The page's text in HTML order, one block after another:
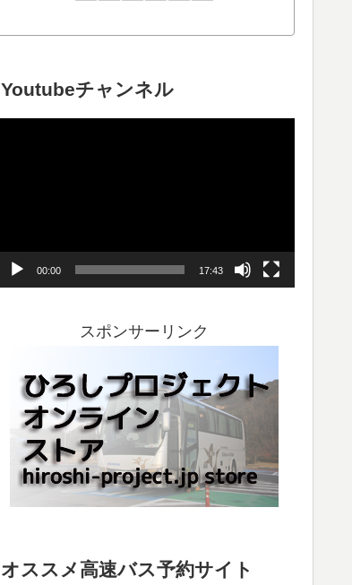
Youtubeチャンネル
00:00 17:43
スポンサーリンク
オススメ高速バス予約サイト